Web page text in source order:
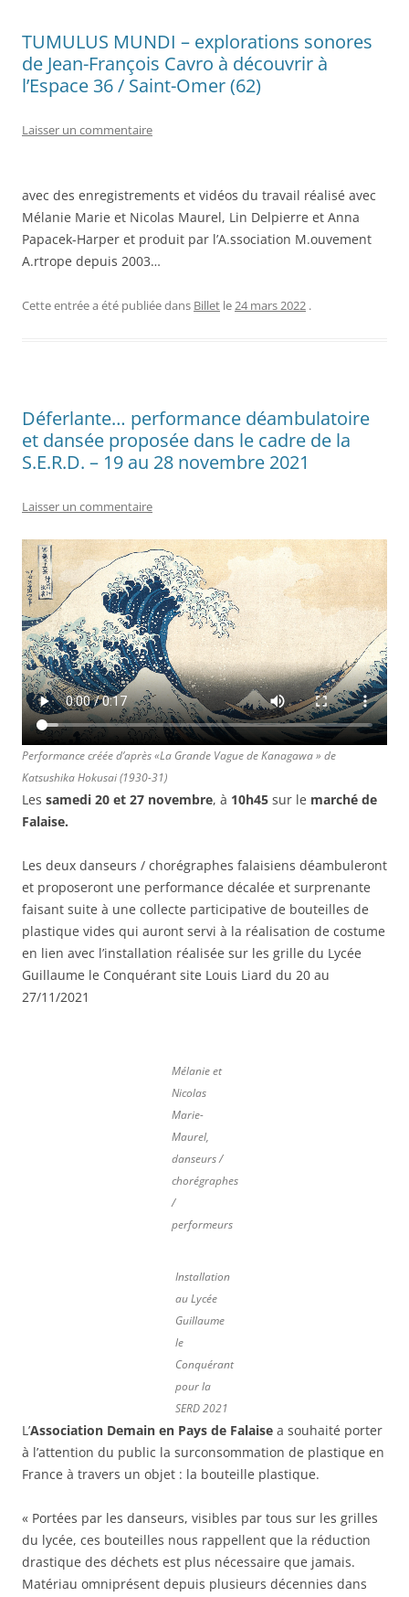
TUMULUS MUNDI – explorations sonores
de Jean-François Cavro à découvrir à
l’Espace 36 / Saint-Omer (62)
Laisser un commentaire
avec des enregistrements et vidéos du travail réalisé avec
Mélanie Marie et Nicolas Maurel, Lin Delpierre et Anna
Papacek-Harper et produit par l’A.ssociation M.ouvement
A.rtrope depuis 2003…
Cette entrée a été publiée dans Billet le24 mars 2022 .
Déferlante… performance déambulatoire
et dansée proposée dans le cadre de la
S.E.R.D. – 19 au 28 novembre 2021
Laisser un commentaire
Performance créée d’après «La Grande Vague de Kanagawa » de
Katsushika Hokusai (1930-31)
Les samedi 20 et 27 novembre, à 10h45 sur le marché de
Falaise.
Les deux danseurs / chorégraphes falaisiens déambuleront
et proposeront une performance décalée et surprenante
faisant suite à une collecte participative de bouteilles de
plastique vides qui auront servi à la réalisation de costume
en lien avec l’installation réalisée sur les grille du Lycée
Guillaume le Conquérant site Louis Liard du 20 au
27/11/2021
Mélanie et
Nicolas
Marie-
Maurel,
danseurs /
chorégraphes
/
performeurs
Installation
au Lycée
Guillaume
le
Conquérant
pour la
SERD 2021
L’Association Demain en Pays de Falaise a souhaité porter
à l’attention du public la surconsommation de plastique en
France à travers un objet : la bouteille plastique.
« Portées par les danseurs, visibles par tous sur les grilles
du lycée, ces bouteilles nous rappellent que la réduction
drastique des déchets est plus nécessaire que jamais.
Matériau omniprésent depuis plusieurs décennies dans